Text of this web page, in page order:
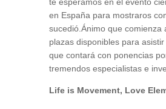
en España para mostraros
sucedió.Ánimo que comienza
plazas disponibles para asistir
que contará con ponencias
tremendos especialistas e
Life is Movement, Love